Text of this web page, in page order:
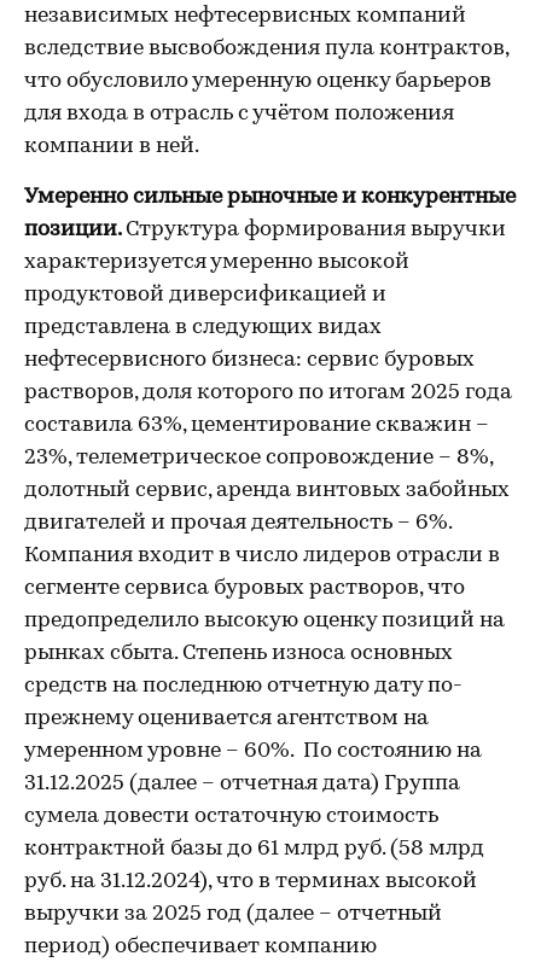
независимых нефтесервисных компаний
вследствие высвобождения пула контрактов,
что обусловило умеренную оценку барьеров
для входа в отрасль с учётом положения
компании в ней.
Умеренно сильные рыночные и конкурентные
позиции. Структура формирования выручки
характеризуется умеренно высокой
продуктовой диверсификацией и
представлена в следующих видах
нефтесервисного бизнеса: сервис буровых
растворов, доля которого по итогам 2025 года
составила 63%, цементирование скважин –
23%, телеметрическое сопровождение – 8%,
долотный сервис, аренда винтовых забойных
двигателей и прочая деятельность – 6%.
Компания входит в число лидеров отрасли в
сегменте сервиса буровых растворов, что
предопределило высокую оценку позиций на
рынках сбыта. Степень износа основных
средств на последнюю отчетную дату по-
прежнему оценивается агентством на
умеренном уровне – 60%. По состоянию на
31.12.2025 (далее – отчетная дата) Группа
сумела довести остаточную стоимость
контрактной базы до 61 млрд руб. (58 млрд
руб. на 31.12.2024), что в терминах высокой
выручки за 2025 год (далее – отчетный
период) обеспечивает компанию